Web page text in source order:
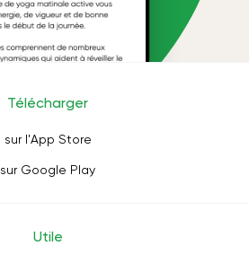
Télécharger
sur l'App Store
sur Google Play
Utile